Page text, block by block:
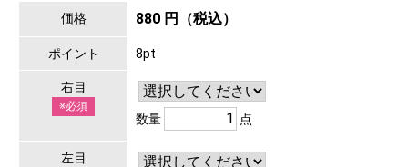
価格 880 円（税込）
ポイント 8pt
右目
※必須
数量 点
左目